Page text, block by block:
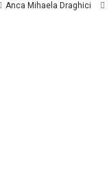
Anca Mihaela Draghici